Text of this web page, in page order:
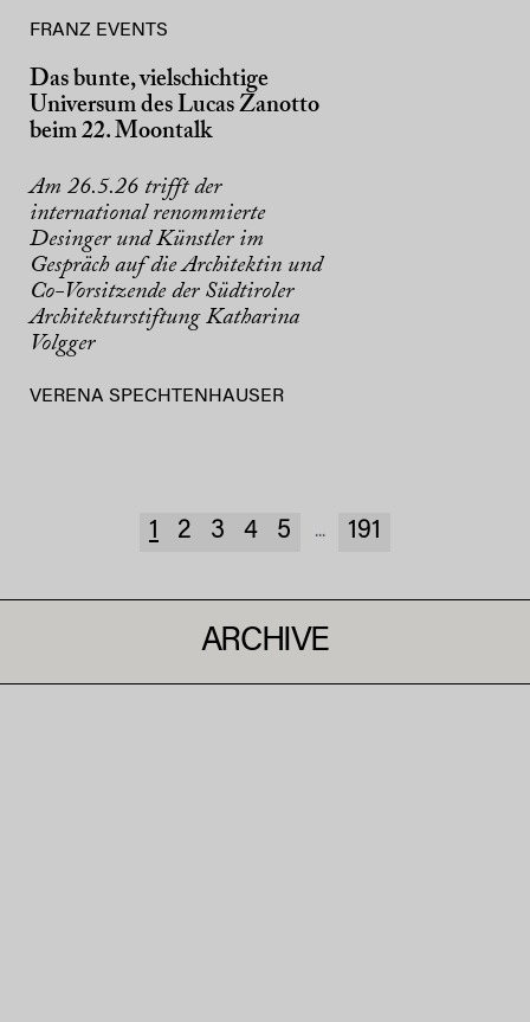
FRANZ EVENTS
Das bunte, vielschichtige
Universum des Lucas Zanotto
beim 22. Moontalk
Am 26.5.26 trifft der
international renommierte
Desinger und Künstler im
Gespräch auf die Architektin und
Co-Vorsitzende der Südtiroler
Architekturstiftung Katharina
Volgger
VERENA SPECHTENHAUSER
1 2 3 4 5 ... 191
ARCHIVE